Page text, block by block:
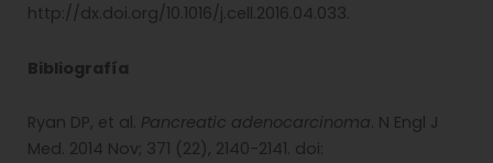
http://dx.doi.org/10.1016/j.cell.2016.04.033.
Bibliografía
Ryan DP, et al. Pancreatic adenocarcinoma. N Engl J
Med. 2014 Nov; 371 (22), 2140-2141. doi: